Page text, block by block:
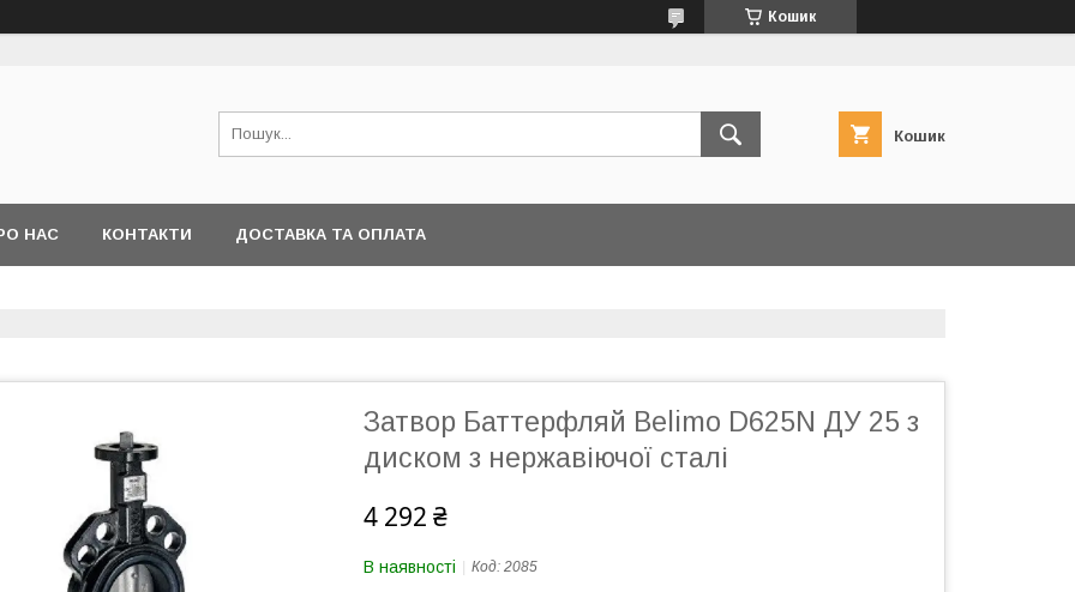
Кошик
Кошик
НАС КОНТАКТИ ДОСТАВКА ТА ОПЛАТА
Затвор Баттерфляй Belimo D625N ДУ 25 з
диском з нержавіючої сталі
4 292 ₴
В наявності Код: 2085